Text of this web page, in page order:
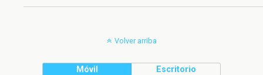
Volver arriba
Móvil Escritorio